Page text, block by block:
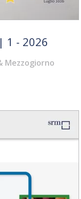
1 - 2026
Mezzogiorno